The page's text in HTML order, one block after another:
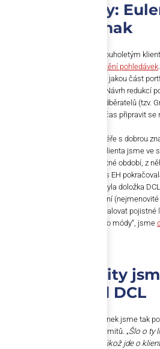
Pojistné limity:
postupoval jinak
Společnost Deutschmann je dlouholetým
pojištění pohledávek
přístup. Jasně komunikoval, pro jakou část
zredukovat a kdy k tomu dojde. Návrh redukcí
základě rizikového hodnocení odběratelů (tzv.
komunikace poskytla klientům čas připravit se
Úkolem specializovaného makléře s dobrou
takových situacích řešení. Pro klienta jsme ve
dokončovali tendr na další pojistné období, z
pojistné podmínky. Spolupráce s EH
které do smlouvy přibyly nově, byla doložka
vlastního prověření a rozhodování
krytí, při kterém není nutné schvalovat
tom, jak funguje a že se vrací „do módy“, jsme
Ohrožené limity
přesunuli pod DCL
Na základě dohodnutých podmínek jsme tak
překlopit většinu z ohrožených limitů. „Šlo o ty
pro spolupráci v roce 2021. Jelikož jde o